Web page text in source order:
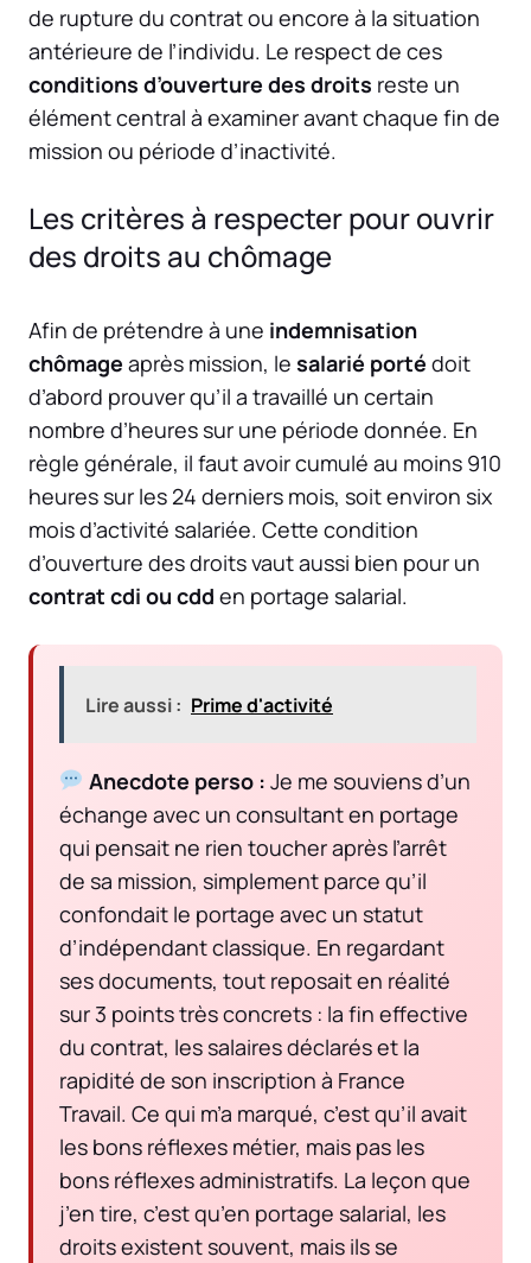
de rupture du contrat ou encore à la situation
antérieure de l’individu. Le respect de ces
conditions d’ouverture des droits reste un
élément central à examiner avant chaque fin de
mission ou période d’inactivité.
Les critères à respecter pour ouvrir
des droits au chômage
Afin de prétendre à une indemnisation
chômage après mission, le salarié porté doit
d’abord prouver qu’il a travaillé un certain
nombre d’heures sur une période donnée. En
règle générale, il faut avoir cumulé au moins 910
heures sur les 24 derniers mois, soit environ six
mois d’activité salariée. Cette condition
d’ouverture des droits vaut aussi bien pour un
contrat cdi ou cdd en portage salarial.
Lire aussi : Prime d'activité
Anecdote perso : Je me souviens d’un
échange avec un consultant en portage
qui pensait ne rien toucher après l’arrêt
de sa mission, simplement parce qu’il
confondait le portage avec un statut
d’indépendant classique. En regardant
ses documents, tout reposait en réalité
sur 3 points très concrets : la fin effective
du contrat, les salaires déclarés et la
rapidité de son inscription à France
Travail. Ce qui m’a marqué, c’est qu’il avait
les bons réflexes métier, mais pas les
bons réflexes administratifs. La leçon que
j’en tire, c’est qu’en portage salarial, les
droits existent souvent, mais ils se